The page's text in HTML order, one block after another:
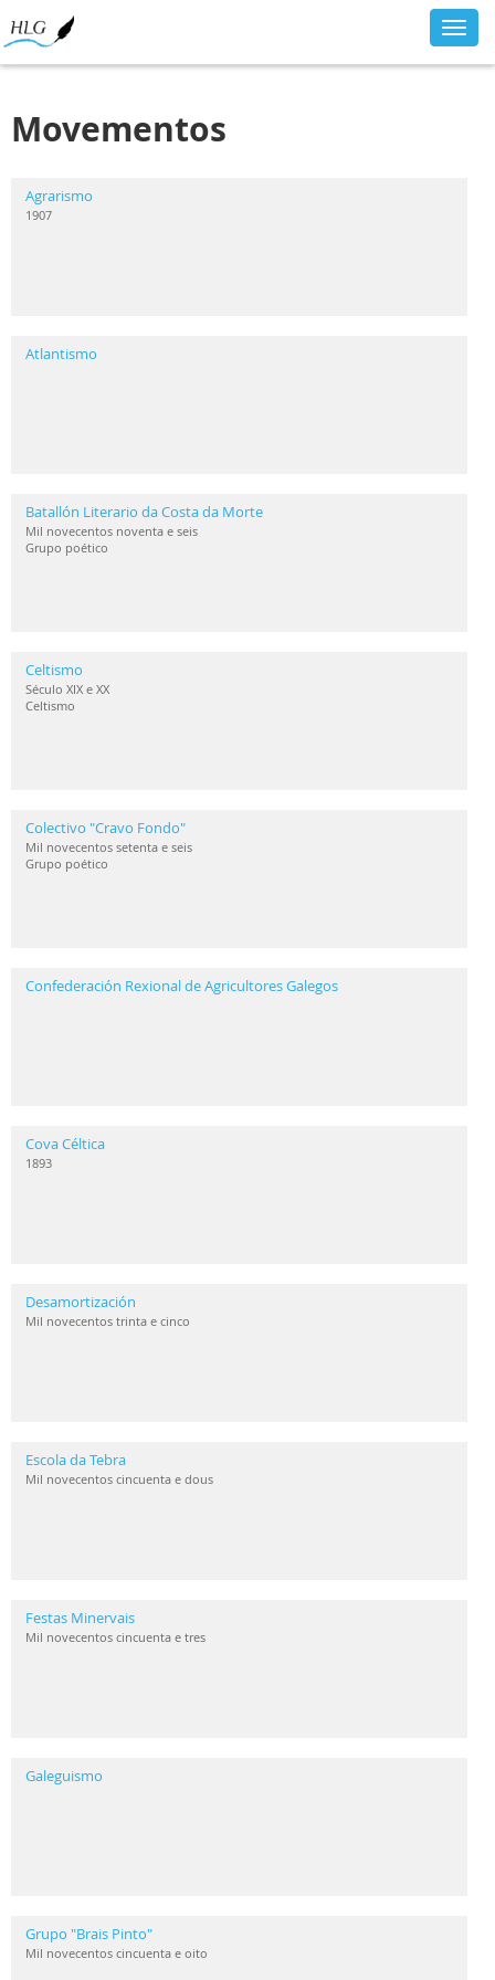
Movementos
Agrarismo
1907
Atlantismo
Batallón Literario da Costa da Morte
Mil novecentos noventa e seis
Grupo poético
Celtismo
Século XIX e XX
Celtismo
Colectivo "Cravo Fondo"
Mil novecentos setenta e seis
Grupo poético
Confederación Rexional de Agricultores Galegos
Cova Céltica
1893
Desamortización
Mil novecentos trinta e cinco
Escola da Tebra
Mil novecentos cincuenta e dous
Festas Minervais
Mil novecentos cincuenta e tres
Galeguismo
Grupo "Brais Pinto"
Mil novecentos cincuenta e oito